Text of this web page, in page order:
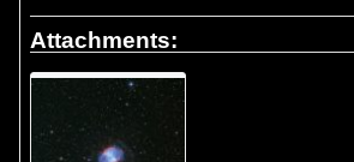
Attachments: